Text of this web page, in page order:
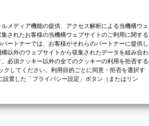
メディア機能の提供、アクセス解析による当機構ウェ
されたお客様の当機構ウェブサイトのご利用に関する
ートナーでは、お客様がそれらのパートナーに提供し
以外のウェブサイトから収集されたデータを組み合わ
必須クッキー以外の全てのクッキーの利用を拒否する
してください。利用目的ごとに同意・拒否を選択す
設置した「プライバシー設定」ボタン（またはリン